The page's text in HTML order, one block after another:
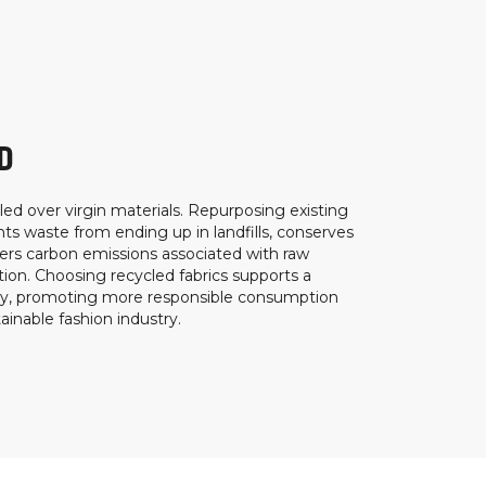
over virgin materials. Repurposing existing
waste from ending up in landfills, conserves
carbon emissions associated with raw
Choosing recycled fabrics supports a
promoting more responsible consumption
fashion industry.